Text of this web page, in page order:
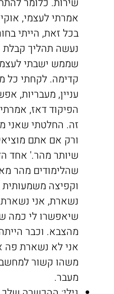
אמרתי לעצמי,
בכל זאת, הייתי
נעשה תהליך קבלת
שממש ישבתי
קדימה. לקחתי כל
עניין, מעבריות,
הפיקוד דאז,
זה. החלטתי שאני
ורק אם אתם
שיותר מהר.' אחד
שהלימודים מהר
וקפיצה
נשארת, אני
שיאפשרו לי כמה
מהצבא. וכבר
אני לא נשארת פה
משהו קשור
מעבר.